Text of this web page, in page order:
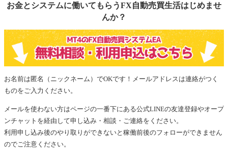
お金とシステムに働いてもらうFX自動売買生活はじめませ
んか？
お名前は匿名（ニックネーム）でOKです！メールアドレスは連絡がつく
ものをご入力ください。
メールを使わない方はページの一番下にある公式LINEの友達登録やオープ
ンチャットを経由して申し込み・相談・ご連絡をください。
利用申し込み後のやり取りができないと稼働前後のフォローができません
のでご注意ください。